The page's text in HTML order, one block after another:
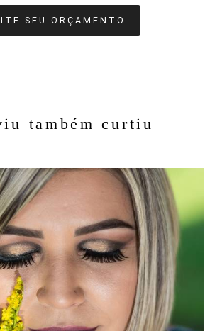
SEU ORÇAMENTO
também curtiu
1471 25